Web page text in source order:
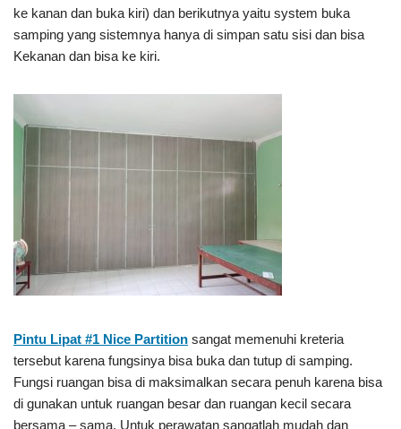
ke kanan dan buka kiri) dan berikutnya yaitu system buka
samping yang sistemnya hanya di simpan satu sisi dan bisa
Kekanan dan bisa ke kiri.
Pintu Lipat #1 Nice Partition sangat memenuhi kreteria
tersebut karena fungsinya bisa buka dan tutup di samping.
Fungsi ruangan bisa di maksimalkan secara penuh karena bisa
di gunakan untuk ruangan besar dan ruangan kecil secara
bersama – sama. Untuk perawatan sangatlah mudah dan